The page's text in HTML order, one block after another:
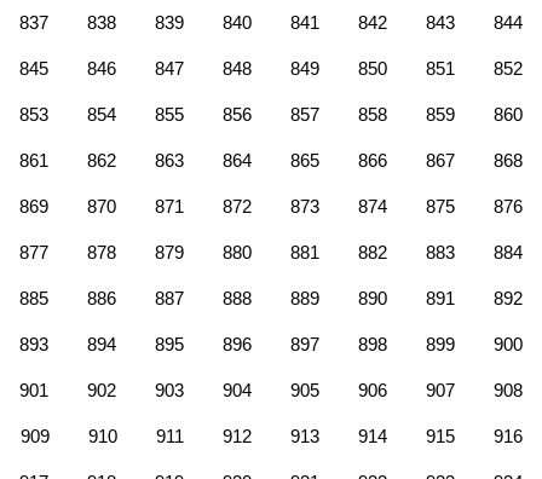
837 838 839 840 841 842 843 844
845 846 847 848 849 850 851 852
853 854 855 856 857 858 859 860
861 862 863 864 865 866 867 868
869 870 871 872 873 874 875 876
877 878 879 880 881 882 883 884
885 886 887 888 889 890 891 892
893 894 895 896 897 898 899 900
901 902 903 904 905 906 907 908
909 910 911 912 913 914 915 916